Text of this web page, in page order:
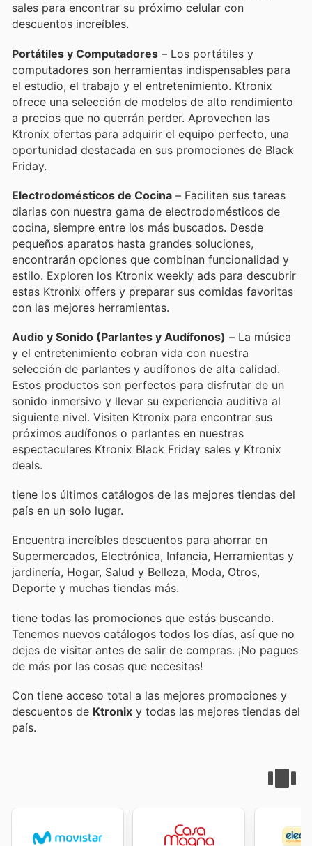
sales para encontrar su próximo celular con
descuentos increíbles.
Portátiles y Computadores – Los portátiles y
computadores son herramientas indispensables para
el estudio, el trabajo y el entretenimiento. Ktronix
ofrece una selección de modelos de alto rendimiento
a precios que no querrán perder. Aprovechen las
Ktronix ofertas para adquirir el equipo perfecto, una
oportunidad destacada en sus promociones de Black
Friday.
Electrodomésticos de Cocina – Faciliten sus tareas
diarias con nuestra gama de electrodomésticos de
cocina, siempre entre los más buscados. Desde
pequeños aparatos hasta grandes soluciones,
encontrarán opciones que combinan funcionalidad y
estilo. Exploren los Ktronix weekly ads para descubrir
estas Ktronix offers y preparar sus comidas favoritas
con las mejores herramientas.
Audio y Sonido (Parlantes y Audífonos) – La música
y el entretenimiento cobran vida con nuestra
selección de parlantes y audífonos de alta calidad.
Estos productos son perfectos para disfrutar de un
sonido inmersivo y llevar su experiencia auditiva al
siguiente nivel. Visiten Ktronix para encontrar sus
próximos audífonos o parlantes en nuestras
espectaculares Ktronix Black Friday sales y Ktronix
deals.
tiene los últimos catálogos de las mejores tiendas del
país en un solo lugar.
Encuentra increíbles descuentos para ahorrar en
Supermercados, Electrónica, Infancia, Herramientas y
jardinería, Hogar, Salud y Belleza, Moda, Otros,
Deporte y muchas tiendas más.
tiene todas las promociones que estás buscando.
Tenemos nuevos catálogos todos los días, así que no
dejes de visitar antes de salir de compras. ¡No pagues
de más por las cosas que necesitas!
Con tiene acceso total a las mejores promociones y
descuentos de Ktronix y todas las mejores tiendas del
país.